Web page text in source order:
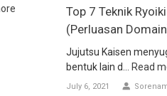
Top 7 Teknik
(Perluasan
Jujutsu Kaisen
bentuk lain d...
Read
July 6, 2021